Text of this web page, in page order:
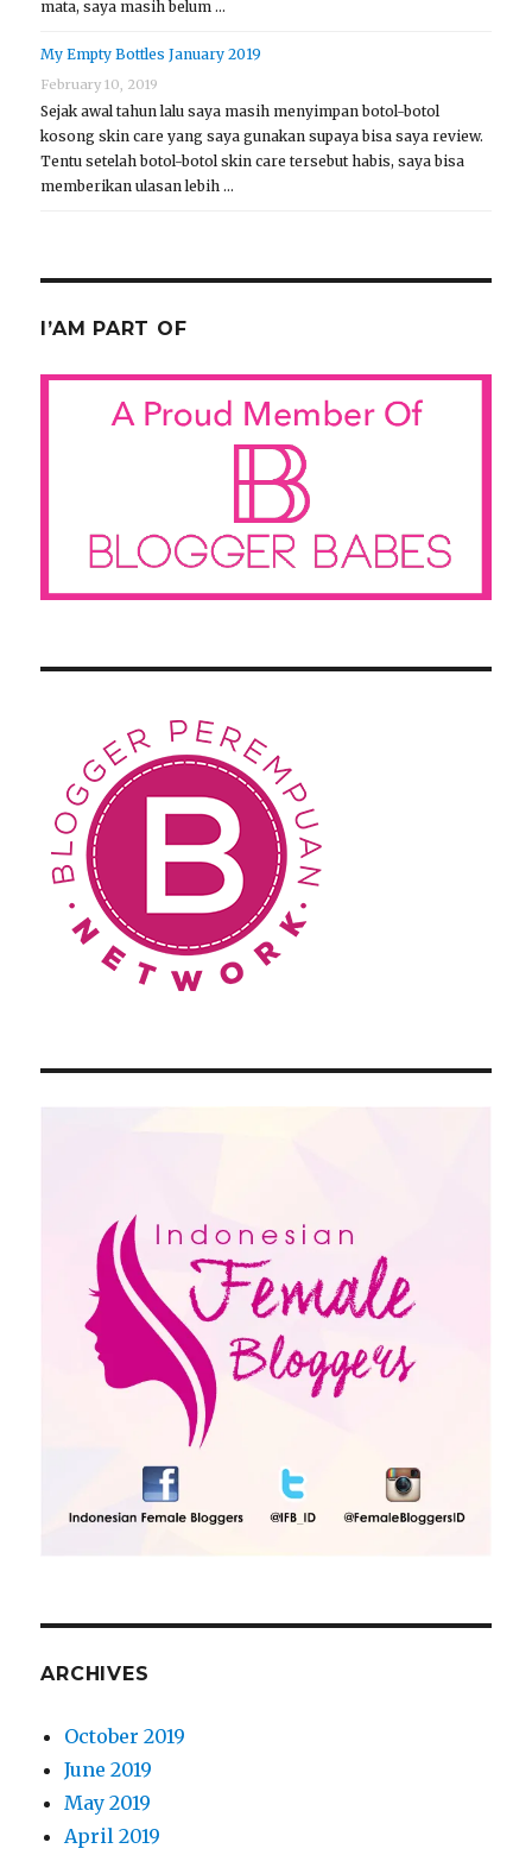
mata, saya masih belum …
My Empty Bottles January 2019
February 10, 2019
Sejak awal tahun lalu saya masih menyimpan botol-botol
kosong skin care yang saya gunakan supaya bisa saya review.
Tentu setelah botol-botol skin care tersebut habis, saya bisa
memberikan ulasan lebih …
I’AM PART OF
ARCHIVES
October 2019
June 2019
May 2019
April 2019